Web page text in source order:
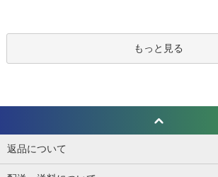
もっと見る
返品について